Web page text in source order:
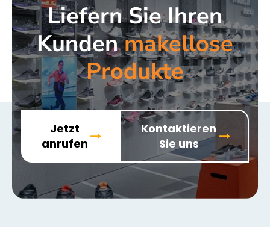
Liefern Sie Ihren
Kundenmakellose
Produkte
Jetzt
anrufen
Kontaktieren
Sie uns